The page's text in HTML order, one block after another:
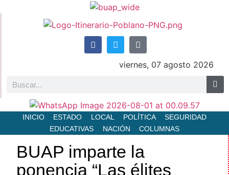
viernes, 07 agosto 2026
INICIO ESTADO LOCAL POLÍTICA
SEGURIDAD
EDUCATIVAS
NACIÓN COLUMNAS
BUAP imparte la
ponencia “Las élites